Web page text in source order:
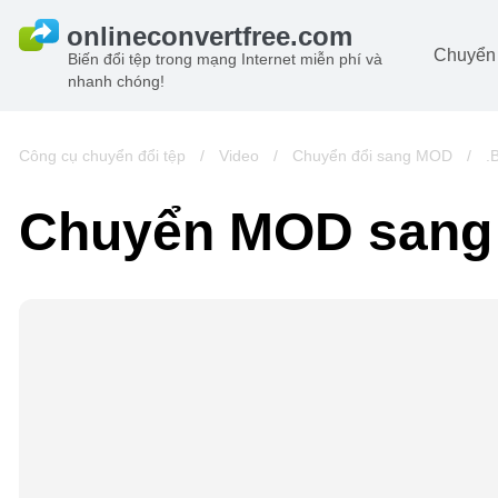
Biến đổi tệp trong mạng Internet miễn phí và
nhanh chóng!
Công cụ chuyển đổi tệp / Video / Chuyển đổi sang MOD /
Chuyển MOD